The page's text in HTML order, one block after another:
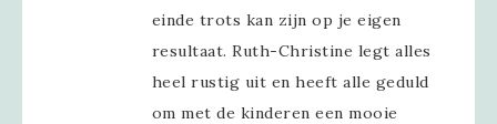
einde trots kan zijn op je eigen
resultaat. Ruth-Christine legt alles
heel rustig uit en heeft alle geduld
om met de kinderen een mooie